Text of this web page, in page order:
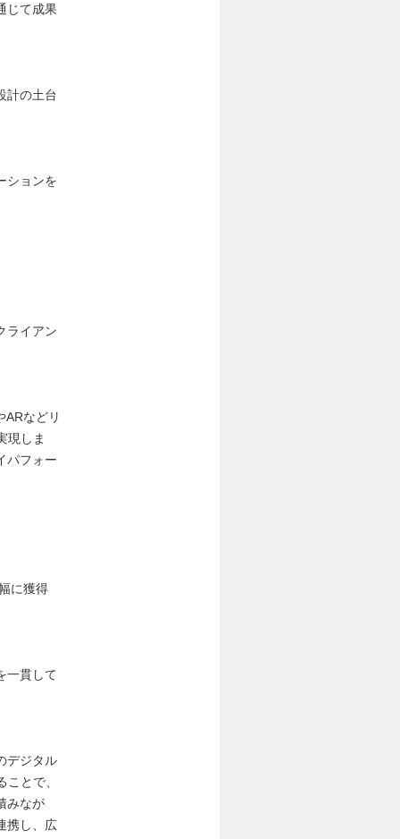
じて成果
計の土台
ションを
ライアン
ARなどリ
現しま
パフォー
に獲得
一貫して
デジタル
とで、
みなが
携し、広